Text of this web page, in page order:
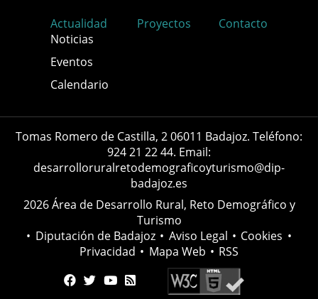
Actualidad
Noticias
Eventos
Calendario
Proyectos Contacto
Tomas Romero de Castilla, 2 06011 Badajoz. Teléfono:
924 21 22 44. Email:
desarrolloruralretodemograficoyturismo@dip-
badajoz.es
2026 Área de Desarrollo Rural, Reto Demográfico y
Turismo
• Diputación de Badajoz • Aviso Legal • Cookies •
Privacidad • Mapa Web • RSS